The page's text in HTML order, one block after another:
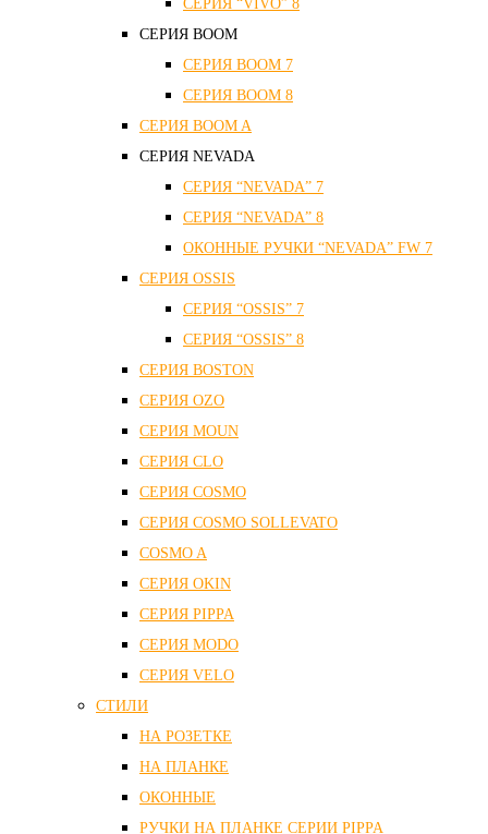
СЕРИЯ “VIVO” 8
СЕРИЯ ВOOM
СЕРИЯ ВOOM 7
СЕРИЯ ВOOM 8
СЕРИЯ ВOOM A
СЕРИЯ NEVADA
СЕРИЯ “NEVADA” 7
СЕРИЯ “NEVADA” 8
ОКОННЫЕ РУЧКИ “NEVADA” FW 7
СЕРИЯ OSSIS
СЕРИЯ “OSSIS” 7
СЕРИЯ “OSSIS” 8
СЕРИЯ ВOSTON
CЕРИЯ OZO
СЕРИЯ MOUN
СЕРИЯ CLO
СЕРИЯ COSMO
СЕРИЯ COSMO SOLLEVATO
COSMO A
СЕРИЯ OKIN
СЕРИЯ PIPPA
СЕРИЯ MODO
СЕРИЯ VELO
СТИЛИ
НА РОЗЕТКЕ
НА ПЛАНКЕ
ОКОННЫЕ
РУЧКИ НА ПЛАНКЕ СЕРИИ PIPPA